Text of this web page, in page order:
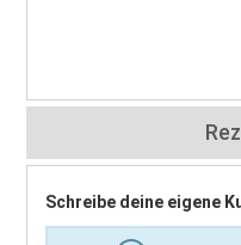
Schreibe deine eigene